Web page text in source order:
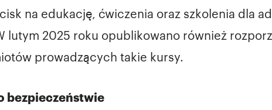
na edukację, ćwiczenia oraz szkolenia dla
lutym 2025 roku opublikowano również
prowadzących takie kursy.
bezpieczeństwie